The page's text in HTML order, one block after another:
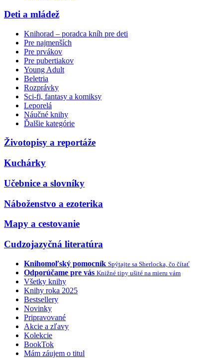
Deti a mládež
Knihorad – poradca kníh pre deti
Pre najmenších
Pre prvákov
Pre pubertiakov
Young Adult
Beletria
Rozprávky
Sci-fi, fantasy a komiksy
Leporelá
Náučné knihy
Ďalšie kategórie
Životopisy a reportáže
Kuchárky
Učebnice a slovníky
Náboženstvo a ezoterika
Mapy a cestovanie
Cudzojazyčná literatúra
Knihomoľský pomocník Spýtajte sa Sherlocka, čo čítať
Odporúčame pre vás Knižné tipy ušité na mieru vám
Všetky knihy
Knihy roka 2025
Bestsellery
Novinky
Pripravované
Akcie a zľavy
Kolekcie
BookTok
Mám záujem o titul